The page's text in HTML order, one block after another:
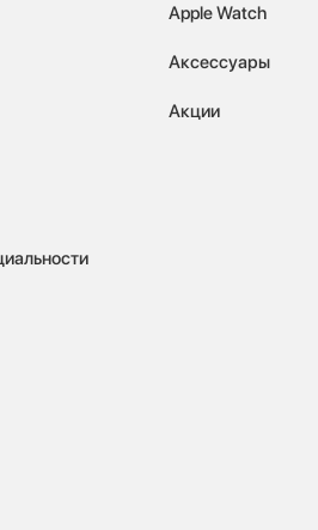
Apple Watch
Аксессуары
Акции